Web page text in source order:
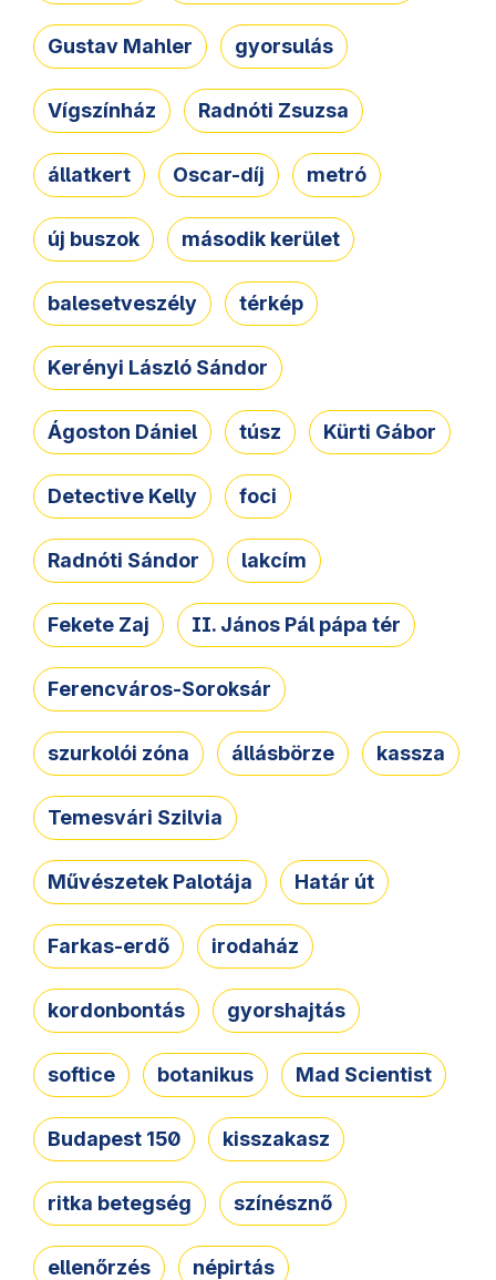
Gustav Mahler gyorsulás
Vígszínház Radnóti Zsuzsa
állatkert Oscar-díj metró
új buszok második kerület
balesetveszély térkép
Kerényi László Sándor
Ágoston Dániel túsz Kürti Gábor
Detective Kelly foci
Radnóti Sándor lakcím
Fekete Zaj II. János Pál pápa tér
Ferencváros-Soroksár
szurkolói zóna állásbörze kassza
Temesvári Szilvia
Művészetek Palotája Határ út
Farkas-erdő irodaház
kordonbontás gyorshajtás
softice botanikus Mad Scientist
Budapest 150 kisszakasz
ritka betegség színésznő
ellenőrzés népirtás